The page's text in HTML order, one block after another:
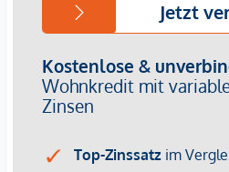
Elementen für Privatsphäre
ein überdachter Balkon mit
Trockenen Fußes kommt man
überdachten Gang vom
Preminger- Straße zu den zwei
Park. Der Gang wird mit